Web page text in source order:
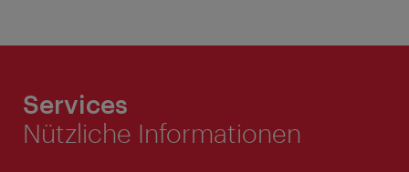
Services
Nützliche Informationen